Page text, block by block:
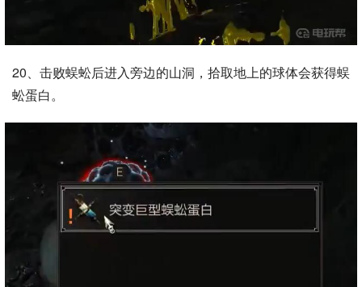
20、击败蜈蚣后进入旁边的山洞，拾取地上的球体会获得蜈
蚣蛋白。